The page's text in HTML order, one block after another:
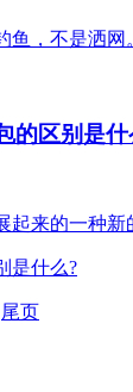
鱼，不是洒
的区别是什
起来的一种新
尾页